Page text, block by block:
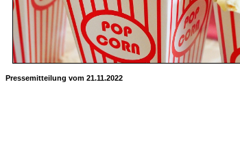
Pressemitteilung vom 21.11.2022